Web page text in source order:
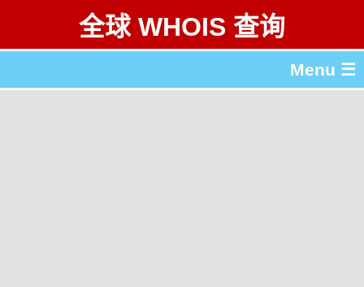
全球 WHOIS 查询
Menu ☰